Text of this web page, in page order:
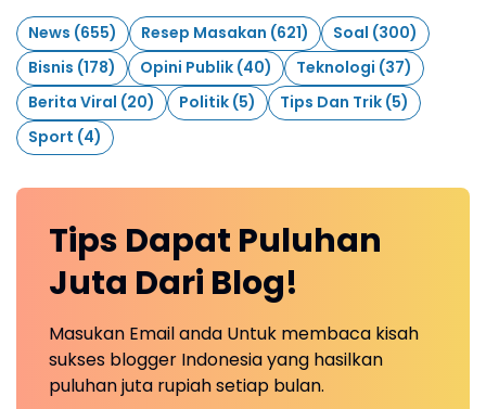
News (655) Resep Masakan (621) Soal (300)
Bisnis (178) Opini Publik (40) Teknologi (37)
Berita Viral (20) Politik (5) Tips Dan Trik (5)
Sport (4)
Tips Dapat Puluhan
Juta Dari Blog!
Masukan Email anda Untuk membaca kisah
sukses blogger Indonesia yang hasilkan
puluhan juta rupiah setiap bulan.